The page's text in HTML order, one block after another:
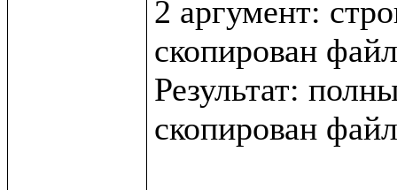
2 аргумент:
скопирован
Результат:
скопирован